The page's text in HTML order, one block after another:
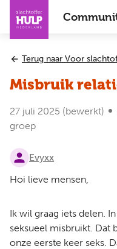
Overslaan
naar
inhoud
gaan
Terug naar Voor
Misbruik
27 juli 2025 (bewerkt)
groep
Evyxx
Hoi lieve mensen,
Ik wil graag iets delen.
seksueel misbruikt. Dat
onze eerste keer seks.